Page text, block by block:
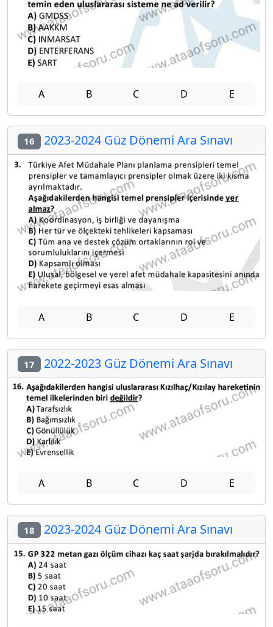
A B C D E
16 2023-2024 Güz Dönemi Ara Sınavı
A B C D E
17 2022-2023 Güz Dönemi Ara Sınavı
A B C D E
18 2023-2024 Güz Dönemi Ara Sınavı